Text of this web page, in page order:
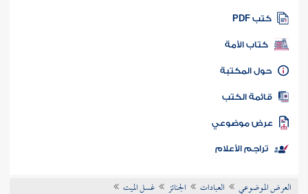
كتب PDF
كتاب الأمة
المكتبة
الكتب
موضوعي
تراجم الأعلام
العرض الموضوعي العبادات الجنائز
غسل الميت